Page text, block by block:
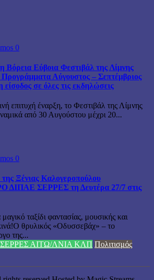
0
Βόρεια Εύβοια Φεστιβάλ της Λίμνης
Προγράμματα Αύγουστος – Σεπτέμβριος
είσοδος σε όλες τις εκδηλώσεις
επιτυχή έναρξη, το Φεστιβάλ της Λίμνης
από 30 Αυγούστου μέχρι 20...
0
Ξένιας Καλογεροπούλου
ΣΕΡΡΕΣ τη Δευτέρα 27/7 στις
φαντασίας, μουσικής και
θρυλικός «Οδυσσεβάχ» – το
της...
ΑΙΤΩ/ΛΝΙΑ ΚΛΠ Πολιτισμός